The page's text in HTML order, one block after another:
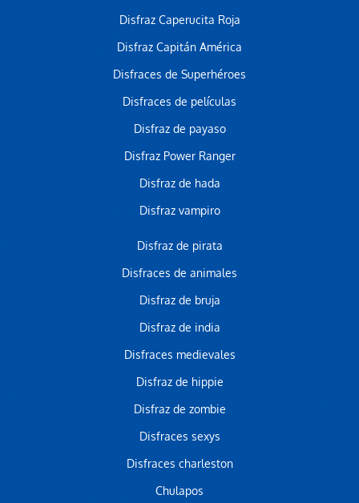
Disfraz Caperucita Roja
Disfraz Capitán América
Disfraces de Superhéroes
Disfraces de películas
Disfraz de payaso
Disfraz Power Ranger
Disfraz de hada
Disfraz vampiro
Disfraz de pirata
Disfraces de animales
Disfraz de bruja
Disfraz de india
Disfraces medievales
Disfraz de hippie
Disfraz de zombie
Disfraces sexys
Disfraces charleston
Chulapos